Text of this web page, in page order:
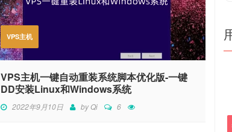
VPS主机
VPS主机一键自动重装系统脚本优化版-一键
DD安装Linux和Windows系统
2022年9月10日 byQi 6